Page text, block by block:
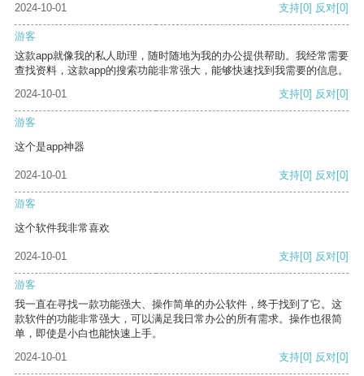
2024-10-01 支持[0] 反对[0]
游客
这款app就像我的私人助理，随时随地为我的办公提供帮助。我经常需要
查找资料，这款app的搜索功能非常强大，能够快速找到我需要的信息。
2024-10-01
支持[0] 反对[0]
游客
这个是app神器
2024-10-01 支持[0] 反对[0]
游客
这个软件我非常喜欢
2024-10-01 支持[0] 反对[0]
游客
我一直在寻找一款功能强大、操作简单的办公软件，终于找到了它。这
款软件的功能非常强大，可以满足我日常办公的所有需求。操作也很简
单，即使是小白也能快速上手。
2024-10-01
支持[0] 反对[0]